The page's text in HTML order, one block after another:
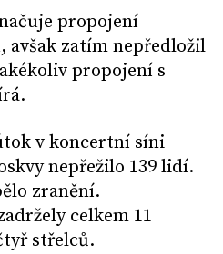
propojení
zatím nepředložil
propojení s
v koncertní síni
nepřežilo 139 lidí.
zranění.
celkem 11
střelců.